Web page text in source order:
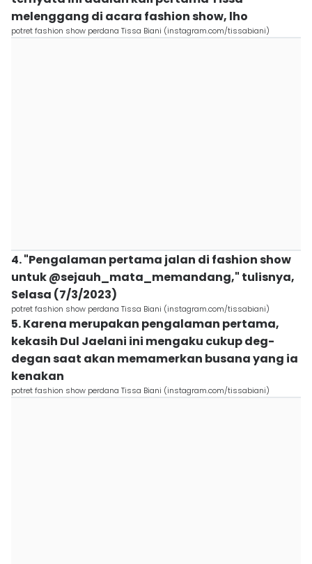
melenggang di acara fashion show, lho
potret fashion show perdana Tissa Biani (instagram.com/tissabiani)
4. "Pengalaman pertama jalan di fashion show
untuk @sejauh_mata_memandang," tulisnya,
Selasa (7/3/2023)
potret fashion show perdana Tissa Biani (instagram.com/tissabiani)
5. Karena merupakan pengalaman pertama,
kekasih Dul Jaelani ini mengaku cukup deg-
degan saat akan memamerkan busana yang ia
kenakan
potret fashion show perdana Tissa Biani (instagram.com/tissabiani)